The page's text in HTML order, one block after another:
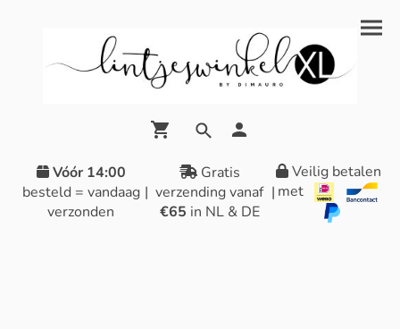
Vóór 14:00
besteld = vandaag
verzonden
|
Gratis
verzending vanaf
€65 in NL & DE
|
Veilig betalen
met